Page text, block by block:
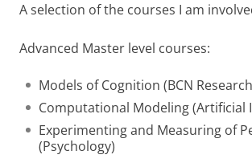
a
e
r
h
o
r
t
a
l
A selection of the courses I am
Advanced Master level courses:
Models of Cognition (BCN
Computational Modeling (Artificial
Experimenting and Measuring of
(Psychology)